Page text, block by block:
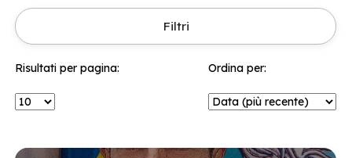
Filtri
Risultati per pagina: Ordina per: